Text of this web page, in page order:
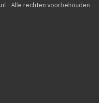
- Alle rechten voorbehouden